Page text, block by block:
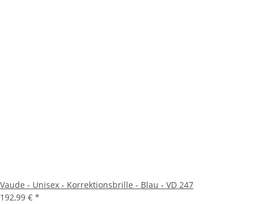
Vaude - Unisex - Korrektionsbrille - Blau - VD 247
192,99 € *